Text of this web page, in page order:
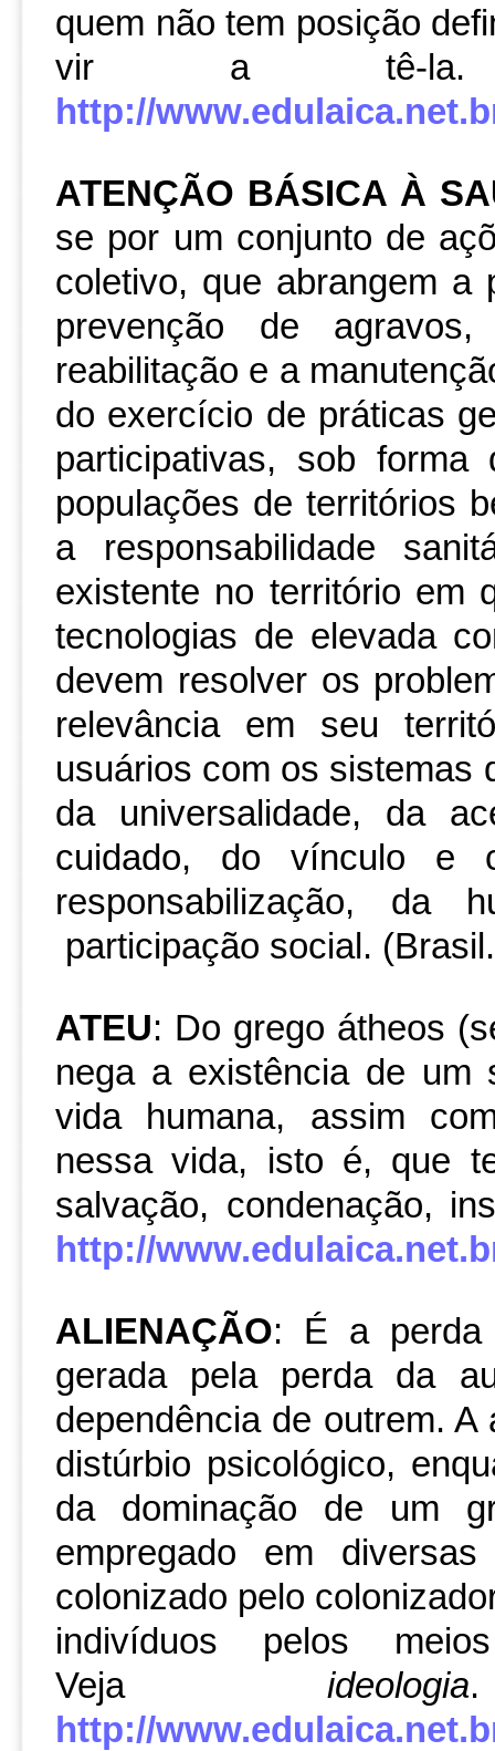
Grupo de Trabalho Diversidade
Diálogo com Saberes Tradicionais
quem não tem posição
vir a tê-la.
http://
ATENÇÃO BÁSICA À
se por um conjunto de
coletivo, que abrangem
prevenção de
reabilitação e a
do exercício de práticas
participativas, sob
populações de territórios
a responsabilidade
existente no território em
tecnologias de elevada
devem resolver os
relevância em seu
usuários com os sistemas
da universalidade, da
cuidado, do vínculo e
responsabilização, da
participação social.
ATEU: Do grego átheos
nega a existência de um
vida humana, assim
nessa vida, isto é, que
salvação, condenação,
http://
ALIENAÇÃO: É a perda
gerada pela perda da
dependência de outrem.
distúrbio psicológico,
da dominação de um
empregado em
colonizado pelo
indivíduos pelos
Vejaideologia
http://